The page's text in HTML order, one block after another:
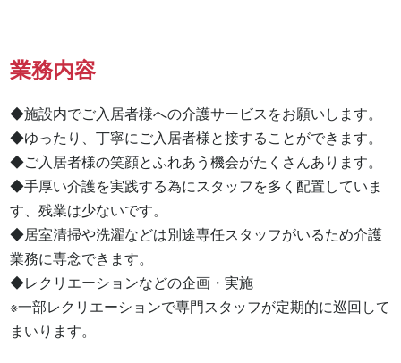
業務内容
◆施設内でご入居者様への介護サービスをお願いします。
◆ゆったり、丁寧にご入居者様と接することができます。
◆ご入居者様の笑顔とふれあう機会がたくさんあります。
◆手厚い介護を実践する為にスタッフを多く配置していま
す、残業は少ないです。
◆居室清掃や洗濯などは別途専任スタッフがいるため介護
業務に専念できます。
◆レクリエーションなどの企画・実施
※一部レクリエーションで専門スタッフが定期的に巡回して
まいります。